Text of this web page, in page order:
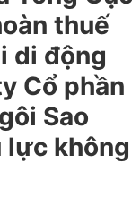
thuế
di động
Cổ phần
Sao
lực không